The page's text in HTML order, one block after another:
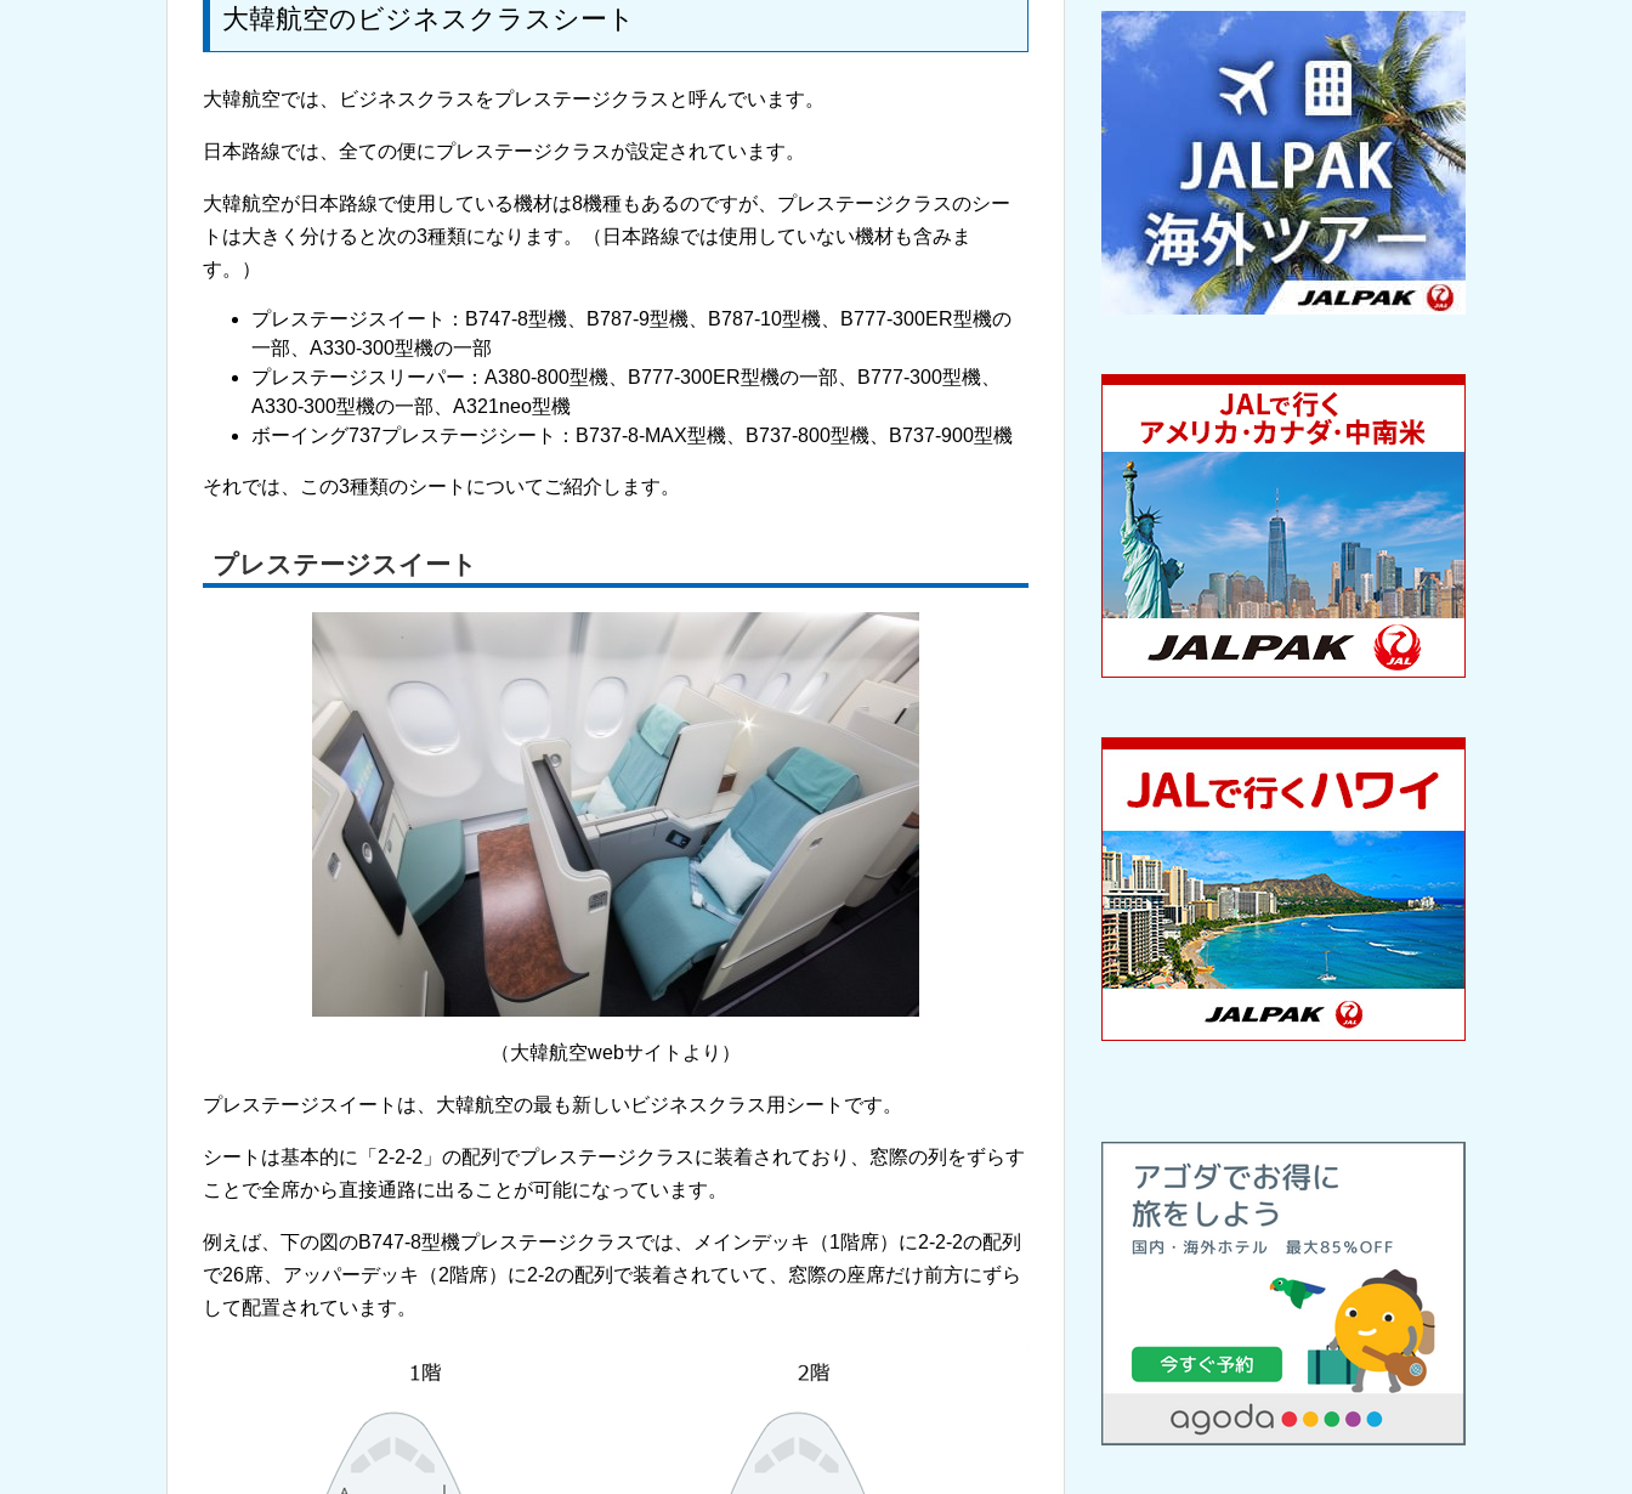
大韓航空のビジネスクラスシート
大韓航空では、ビジネスクラスをプレステージクラスと呼んでいます。
日本路線では、全ての便にプレステージクラスが設定されています。
大韓航空が日本路線で使用している機材は8機種もあるのですが、プレステージクラスのシー
トは大きく分けると次の3種類になります。（日本路線では使用していない機材も含みま
す。）
プレステージスイート：B747-8型機、B787-9型機、B787-10型機、B777-300ER型機の
一部、A330-300型機の一部
プレステージスリーパー：A380-800型機、B777-300ER型機の一部、B777-300型機、
A330-300型機の一部、A321neo型機
ボーイング737プレステージシート：B737-8-MAX型機、B737-800型機、B737-900型機
それでは、この3種類のシートについてご紹介します。
プレステージスイート
（大韓航空webサイトより）
プレステージスイートは、大韓航空の最も新しいビジネスクラス用シートです。
シートは基本的に「2-2-2」の配列でプレステージクラスに装着されており、窓際の列をずらす
ことで全席から直接通路に出ることが可能になっています。
例えば、下の図のB747-8型機プレステージクラスでは、メインデッキ（1階席）に2-2-2の配列
で26席、アッパーデッキ（2階席）に2-2の配列で装着されていて、窓際の座席だけ前方にずら
して配置されています。